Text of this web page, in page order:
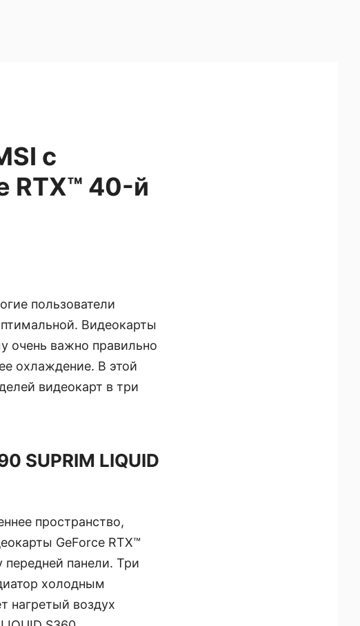
с
RTX™ 40-й
пользователи
Видеокарты
очень важно правильно
охлаждение. В этой
видеокарт в три
SUPRIM LIQUID
пространство,
GeForce RTX™
передней панели. Три
холодным
нагретый воздух